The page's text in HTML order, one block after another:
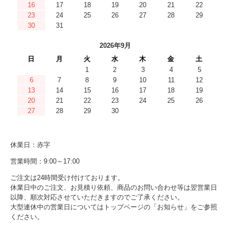
16
17 18 19 20 21
22
23
24 25 26 27 28
29
30
31
2026年9月
日
月 火 水 木 金
土
1
2 3 4
5
6
7 8 9 10 11
12
13
14 15 16 17 18
19
20
21 22 23 24 25
26
27
28 29 30
休業日：赤字
営業時間：9:00～17:00
ご注文は24時間受け付けております。
休業日中のご注文、お見積り依頼、商品のお問い合わせ等は翌営業日
以降、順次対応させていただきますのでご了承ください。
大型連休中の営業日についてはトップページの「お知らせ」をご参照
ください。